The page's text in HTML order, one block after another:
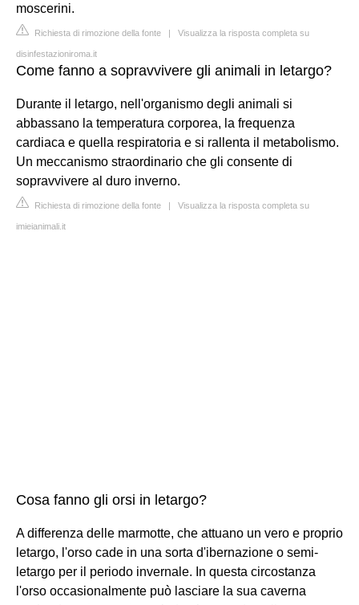
moscerini.
Richiesta di rimozione della fonte | Visualizza la risposta completa su
disinfestazioniroma.it
Come fanno a sopravvivere gli animali in letargo?
Durante il letargo, nell'organismo degli animali si
abbassano la temperatura corporea, la frequenza
cardiaca e quella respiratoria e si rallenta il metabolismo.
Un meccanismo straordinario che gli consente di
sopravvivere al duro inverno.
Richiesta di rimozione della fonte | Visualizza la risposta completa su
imieianimali.it
Cosa fanno gli orsi in letargo?
A differenza delle marmotte, che attuano un vero e proprio
letargo, l'orso cade in una sorta d'ibernazione o semi-
letargo per il periodo invernale. In questa circostanza
l'orso occasionalmente può lasciare la sua caverna